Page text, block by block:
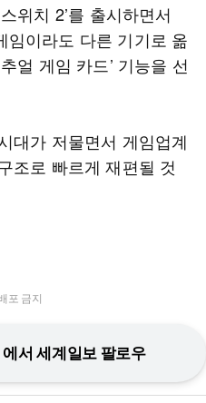
위치 2’를 출시하면서
임이라도 다른 기기로 옮
얼 게임 카드’ 기능을 선
대가 저물면서 게임업계
조로 빠르게 재편될 것
포 금지
에서 세계일보 팔로우